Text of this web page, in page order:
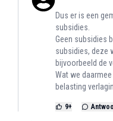
Dus er is een
subsidies.
Geen subsidies
subsidies, deze
bijvoorbeeld de
Wat we
belasting
9+